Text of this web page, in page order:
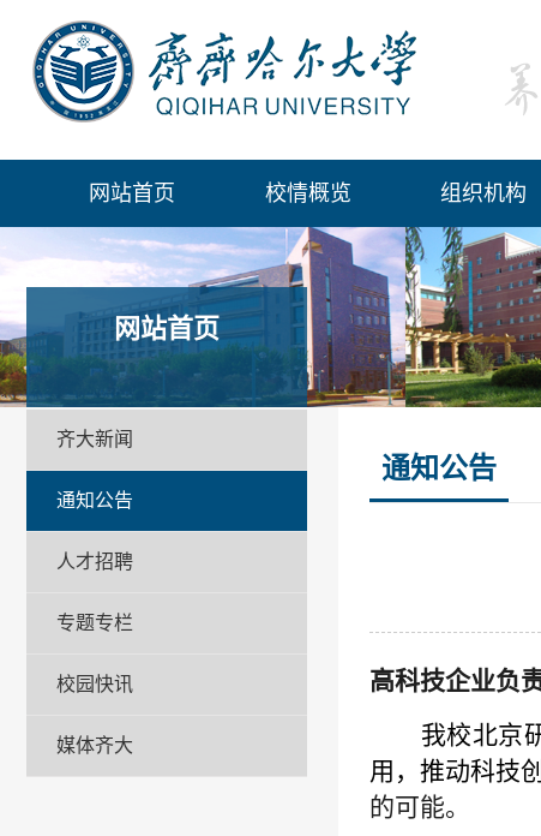
网站首页 校情概览 组织机构
网站首页
齐大新闻
通知公告
人才招聘
专题专栏
校园快讯
媒体齐大
通知公告
高科技企业负
我校北京
用 ，推动科技
的可能。